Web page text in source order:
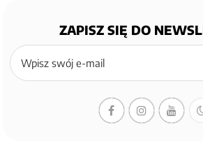
ZAPISZ SIĘ DO
Zapisz
się
newslettera